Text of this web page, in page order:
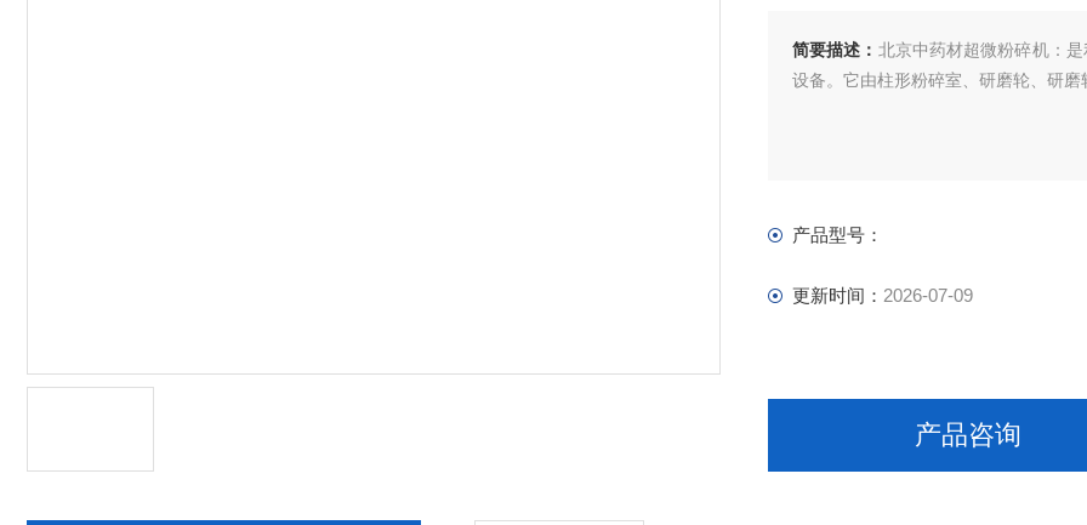
简要描述： 北京中药材超微粉碎机：
设备。它由柱形粉碎室、研磨轮、研磨
产品型号：
更新时间： 2026-07-09
产品咨询